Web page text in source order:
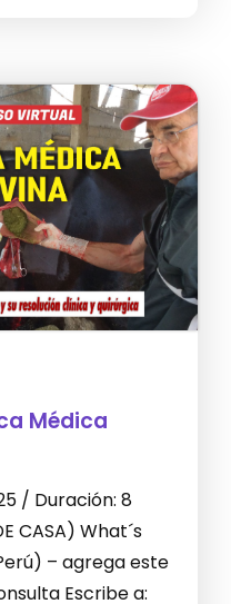
Médica
/ Duración: 8
CASA) What´s
– agrega este
Escribe a: